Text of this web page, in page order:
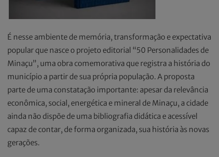
É nesse ambiente de memória, transformação e expectativa
popular que nasce o projeto editorial “50 Personalidades de
Minaçu”, uma obra comemorativa que registra a história do
município a partir de sua própria população. A proposta
parte de uma constatação importante: apesar da relevância
econômica, social, energética e mineral de Minaçu, a cidade
ainda não dispõe de uma bibliografia didática e acessível
capaz de contar, de forma organizada, sua história às novas
gerações.